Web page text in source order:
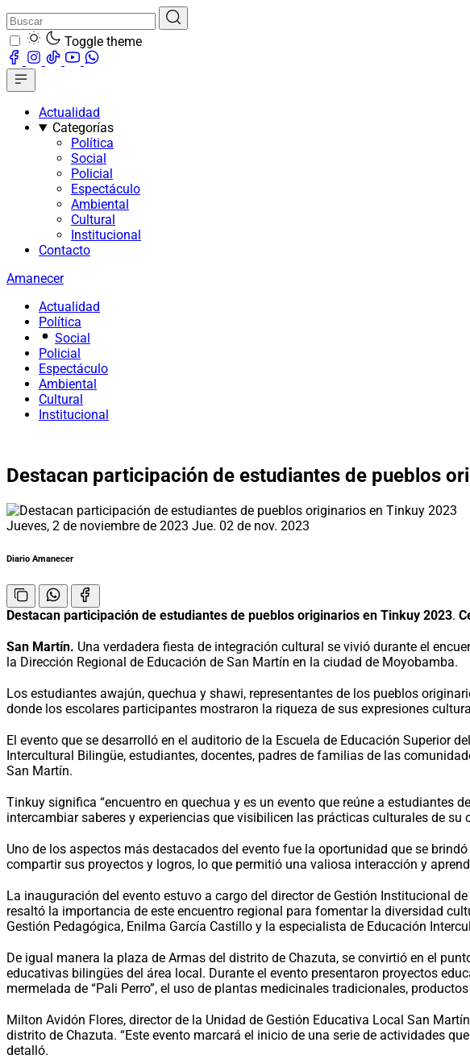
Toggle theme
Actualidad
Categorías
Política
Social
Policial
Espectáculo
Ambiental
Cultural
Institucional
Contacto
Amanecer
Actualidad
Política
Social
Policial
Espectáculo
Ambiental
Cultural
Institucional
Destacan participación de estudiantes de pueblos
Jueves, 2 de noviembre de 2023 Jue. 02 de nov. 2023
Diario Amanecer
Destacan participación de estudiantes de pueblos originarios en Tinkuy 2023.
San Martín. Una verdadera fiesta de integración cultural se vivió durante el
la Dirección Regional de Educación de San Martín en la ciudad de Moyobamba.
Los estudiantes awajún, quechua y shawi, representantes de los pueblos
donde los escolares participantes mostraron la riqueza de sus expresiones
El evento que se desarrolló en el auditorio de la Escuela de Educación Superior
Intercultural Bilingüe, estudiantes, docentes, padres de familias de las
San Martín.
Tinkuy significa “encuentro en quechua y es un evento que reúne a estudiantes
intercambiar saberes y experiencias que visibilicen las prácticas culturales de su
Uno de los aspectos más destacados del evento fue la oportunidad que se
compartir sus proyectos y logros, lo que permitió una valiosa interacción y
La inauguración del evento estuvo a cargo del director de Gestión Institucional
resaltó la importancia de este encuentro regional para fomentar la diversidad
Gestión Pedagógica, Enilma García Castillo y la especialista de Educación
De igual manera la plaza de Armas del distrito de Chazuta, se convirtió en el
educativas bilingües del área local. Durante el evento presentaron proyectos
mermelada de “Pali Perro”, el uso de plantas medicinales tradicionales,
Milton Avidón Flores, director de la Unidad de Gestión Educativa Local San
distrito de Chazuta. “Este evento marcará el inicio de una serie de actividades
detalló.